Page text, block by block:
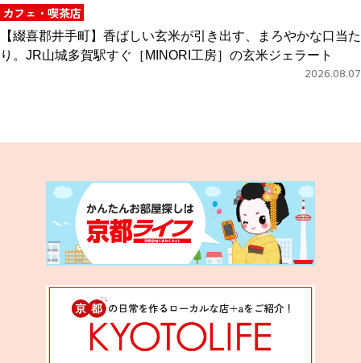
カフェ・喫茶店
【綴喜郡井手町】香ばしい玄米が引き出す、まろやかな口当た
り。JR山城多賀駅すぐ［MINORI工房］の玄米ジェラート
2026.08.07